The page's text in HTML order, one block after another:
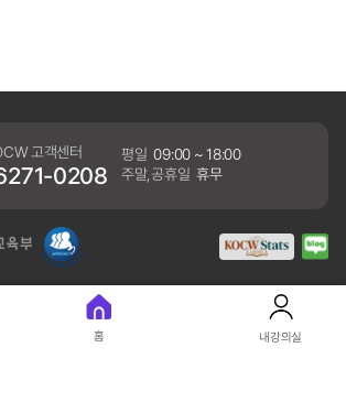
고객센터
0208
평일 09:00 ~ 18:00
주말,공휴일 휴무
동내로 64 (동내동 1119) 우)41061
홈 내강의실